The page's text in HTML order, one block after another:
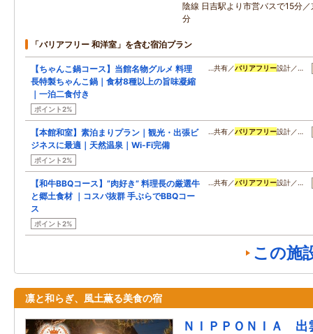
陰線 日吉駅より市営バスで15分
分
「バリアフリー 和洋室」を含む宿泊プラン
【ちゃんこ鍋コース】当館名物グルメ 料理
長特製ちゃんこ鍋｜食材8種以上の旨味凝縮
｜一泊二食付き
ポイント2%
…共有／バリアフリー設計／…
【本館和室】素泊まりプラン｜観光・出張ビ
ジネスに最適｜天然温泉｜Wi-Fi完備
ポイント2%
…共有／バリアフリー設計／…
【和牛BBQコース】”肉好き” 料理長の厳選牛
と郷土食材 ｜コスパ抜群 手ぶらでBBQコー
ス
ポイント2%
…共有／バリアフリー設計／…
この施
凛と和らぎ、風土薫る美食の宿
ＮＩＰＰＯＮＩＡ